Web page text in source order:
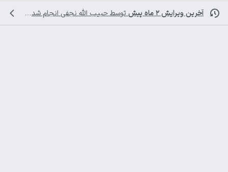
آخرین ویرایش ۲ ماه پیش توسط حبیب الله نجفی انجام شده است